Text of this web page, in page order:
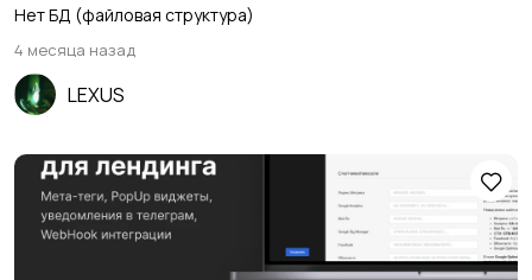
Нет БД (файловая структура)
4 месяца назад
LEXUS